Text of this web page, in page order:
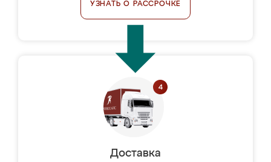
УЗНАТЬ О РАССРОЧКЕ
Доставка